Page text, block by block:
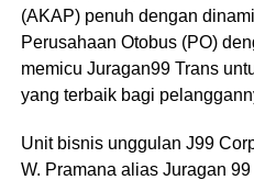
(AKAP) penuh dengan
Perusahaan Otobus (PO)
memicu Juragan99 Trans
yang terbaik bagi
Unit bisnis unggulan J99
W. Pramana alias Juragan